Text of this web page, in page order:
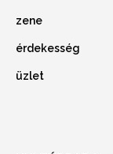
zene
érdekesség
üzlet